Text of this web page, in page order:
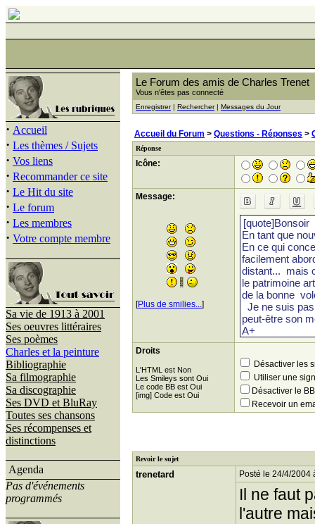
· Accueil
· Les thèmes / Sujets
· Vos liens
· Recommander ce site
· Le Hit du site
· Le forum
· Les membres
· Votre compte membre
Sa vie de 1913 à 2001
Ses oeuvres littéraires
Ses poèmes
Charles et la peinture
Bibliographie
Sa filmographie
Sa discographie
Ses DVD et BluRay
Toutes ses chansons
Ses récompenses et
distinctions
Agenda
Pas d'événements
programmés
Le Forum des amis de Charles Trenet
Vous n'êtes pas connecté
Enregistrer| Rechercher| Messages du Jour
Accueil du Forum > Questions - Réponses >
Réponse
Icône:
Message:
[Plus de smilies...]
Droits
L'HTML est Non
Les Smileys sont Oui
Le code BB est Oui
[img] Code est Oui
Désactiver les
Utiliser une
Désactiver le
Recevoir un
Revoir le sujet
trenetard Posté le 24/4/2004
Il ne faut
l'autre